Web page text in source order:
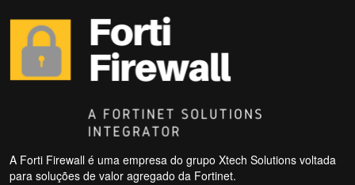
A Forti Firewall é uma empresa do grupo Xtech Solutions voltada
para soluções de valor agregado da Fortinet.